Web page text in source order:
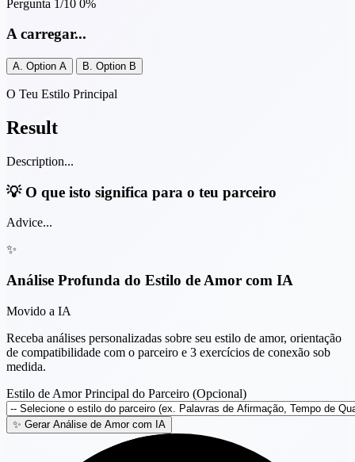
Pergunta 1 /10 0%
A carregar...
A. Option A B. Option B
O Teu Estilo Principal
Result
Description...
💡 O que isto significa para o teu parceiro
Advice...
✨
Análise Profunda do Estilo de Amor com IA
Movido a IA
Receba análises personalizadas sobre seu estilo de amor, orientação
de compatibilidade com o parceiro e 3 exercícios de conexão sob
medida.
Estilo de Amor Principal do Parceiro (Opcional)
✨ Gerar Análise de Amor com IA